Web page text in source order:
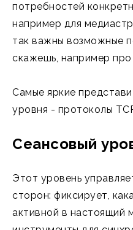
потребностей
например для
так важны возможные
скажешь, например
Самые яркие
уровня - протоколы
Сеансовый
Этот уровень
сторон: фиксирует,
активной в настоящий